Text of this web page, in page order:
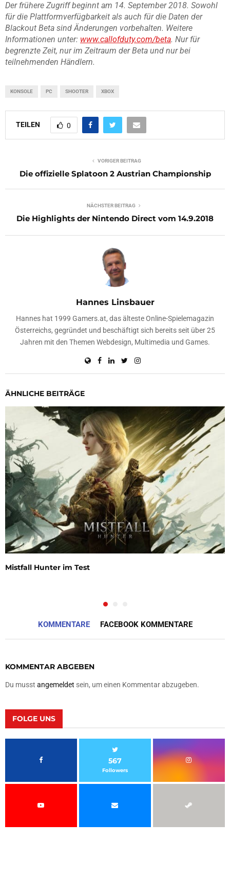
Der frühere Zugriff beginnt am 14. September 2018. Sowohl
für die Plattformverfügbarkeit als auch für die Daten der
Blackout Beta sind Änderungen vorbehalten. Weitere
Informationen unter: www.callofduty.com/beta. Nur für
begrenzte Zeit, nur im Zeitraum der Beta und nur bei
teilnehmenden Händlern.
KONSOLE PC SHOOTER XBOX
TEILEN 0
VORIGER BEITRAG
Die offizielle Splatoon 2 Austrian Championship
NÄCHSTER BEITRAG
Die Highlights der Nintendo Direct vom 14.9.2018
Hannes Linsbauer
Hannes hat 1999 Gamers.at, das älteste Online-Spielemagazin
Österreichs, gegründet und beschäftigt sich bereits seit über 25
Jahren mit den Themen Webdesign, Multimedia und Games.
ÄHNLICHE BEITRÄGE
Mistfall Hunter im Test
KOMMENTARE FACEBOOK KOMMENTARE
KOMMENTAR ABGEBEN
Du musst angemeldet sein, um einen Kommentar abzugeben.
FOLGE UNS
567
Followers